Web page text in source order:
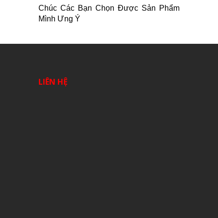
Chúc Các Bạn Chọn Được Sản Phẩm
Mình Ưng Ý
LIÊN HỆ